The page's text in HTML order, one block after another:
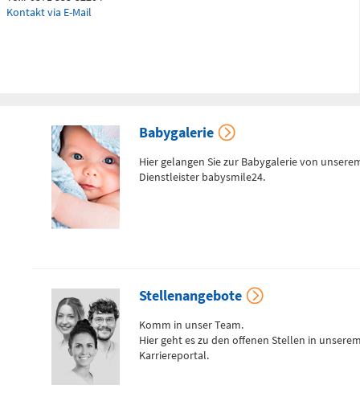
(0 bis 24 Uhr)
Flemmingstraße 2 (N022/Haus
Telefon
0371 - 333
Geburtensaal
Flemmingstraße 4 (Haus C)
0371 - 333
Kontakt via E-Mail
Babygalerie
Hier gelangen Sie zur Babygalerie von
Dienstleister babysmile24.
Stellenangebote
Komm in unser Team.
Hier geht es zu den offenen Stellen in
Karriereportal.